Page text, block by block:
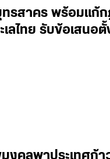
รสาคร พร้อมแก้ก
ทย รับข้อเสนอตั้ง
งคลพาประเทศก้า